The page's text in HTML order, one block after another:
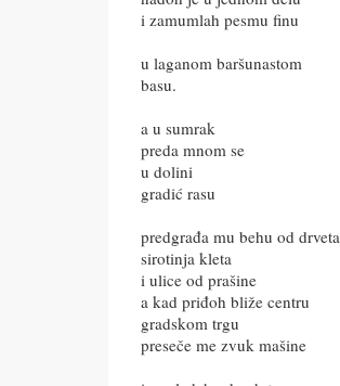
i zamumlah pesmu finu
u laganom baršunastom
basu.
a u sumrak
preda mnom se
u dolini
gradić rasu
predgrađa mu behu od drveta
sirotinja kleta
i ulice od prašine
a kad priđoh bliže centru
gradskom trgu
preseče me zvuk mašine